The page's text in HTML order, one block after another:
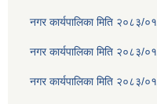
नगर कार्यपालिका मिति २०८३/
नगर कार्यपालिका मिति २०८३/
नगर कार्यपालिका मिति २०८३/